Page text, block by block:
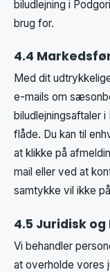
biludlejning i
brug for.
4.4
Med dit
e-mails om
biludlejningsaftaler
flåde. Du kan til
at klikke på
mail eller ved at
samtykke vil ikke
4.5 Juridisk
Vi behandler
at overholde vores